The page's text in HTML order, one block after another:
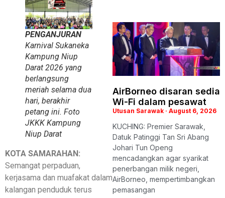
PENGANJURAN
Karnival Sukaneka
Kampung Niup
Darat 2026 yang
berlangsung
meriah selama dua
hari, berakhir
petang ini. Foto
JKKK Kampung
Niup Darat
KOTA SAMARAHAN:
Semangat perpaduan,
kerjasama dan muafakat dalam
kalangan penduduk terus
AirBorneo disaran sedia
Wi-Fi dalam pesawat
Utusan Sarawak August 6, 2026
KUCHING: Premier Sarawak,
Datuk Patinggi Tan Sri Abang
Johari Tun Openg
mencadangkan agar syarikat
penerbangan milik negeri,
AirBorneo, mempertimbangkan
pemasangan